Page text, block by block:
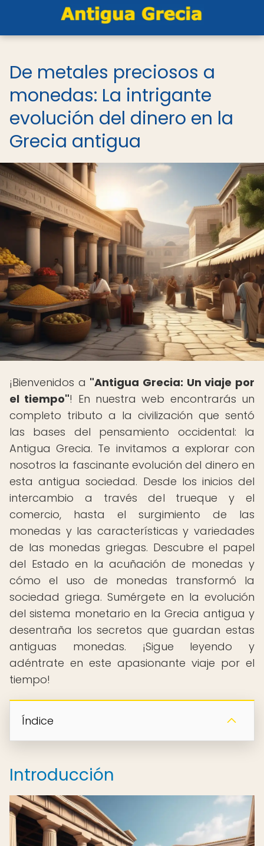
De metales preciosos a
monedas: La intrigante
evolución del dinero en la
Grecia antigua
¡Bienvenidos a "Antigua Grecia: Un viaje por
el tiempo"! En nuestra web encontrarás un
completo tributo a la civilización que sentó
las bases del pensamiento occidental: la
Antigua Grecia. Te invitamos a explorar con
nosotros la fascinante evolución del dinero en
esta antigua sociedad. Desde los inicios del
intercambio a través del trueque y el
comercio, hasta el surgimiento de las
monedas y las características y variedades
de las monedas griegas. Descubre el papel
del Estado en la acuñación de monedas y
cómo el uso de monedas transformó la
sociedad griega. Sumérgete en la evolución
del sistema monetario en la Grecia antigua y
desentraña los secretos que guardan estas
antiguas monedas. ¡Sigue leyendo y
adéntrate en este apasionante viaje por el
tiempo!
Índice
Introducción